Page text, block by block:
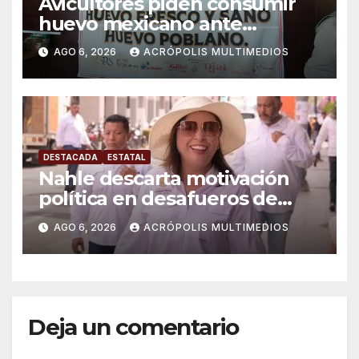
huevo mexicano ante
importaciones
AGO 6, 2026 ACRÓPOLIS MULTIMEDIOS
DESTACADA ESTATAL
Nahle descarta motivación
política en desafueros de
alcaldes
AGO 6, 2026 ACRÓPOLIS MULTIMEDIOS
Deja un comentario